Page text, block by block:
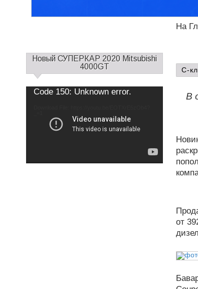
На
C-
В
от
С
й
д
Новый СУПЕРКАР 2020 Mitsubishi
4000GT
Video
Code 150: Unknown error.Use
Up/Down
or
decrease
volume.